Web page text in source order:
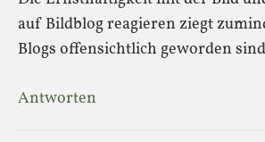
auf Bildblog reagieren ziegt
Blogs offensichtlich geworden
Antworten